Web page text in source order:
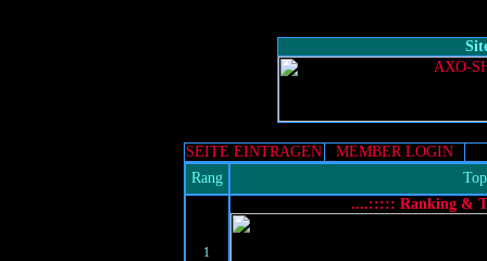
SEITE EINTRAGEN
MEMBER LOGIN
Rang
1
....::::: Ranking &